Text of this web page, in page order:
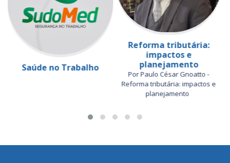
Saúde no Trabalho
Reforma tributária:
impactos e
planejamento
Por Paulo César Gnoatto -
Reforma tributária: impactos e
planejamento